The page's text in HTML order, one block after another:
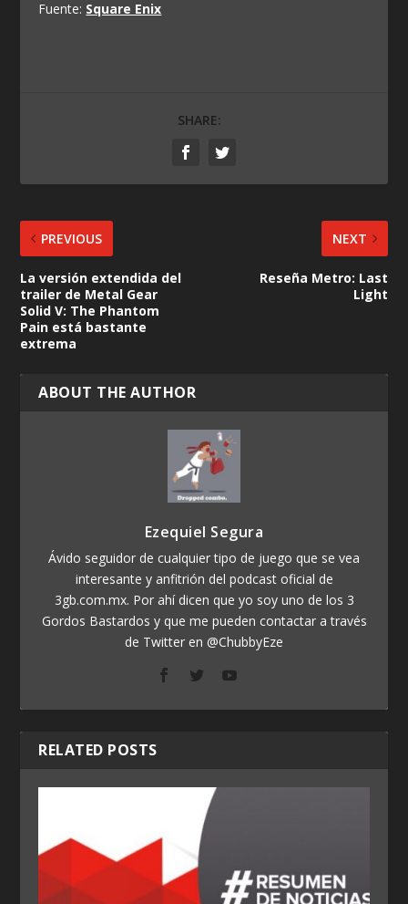
Fuente: Square Enix
SHARE:
PREVIOUS
La versión extendida del
trailer de Metal Gear
Solid V: The Phantom
Pain está bastante
extrema
NEXT
Reseña Metro: Last
Light
ABOUT THE AUTHOR
Ezequiel Segura
Ávido seguidor de cualquier tipo de juego que se vea
interesante y anfitrión del podcast oficial de
3gb.com.mx. Por ahí dicen que yo soy uno de los 3
Gordos Bastardos y que me pueden contactar a través
de Twitter en @ChubbyEze
RELATED POSTS